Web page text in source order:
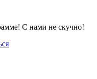
С нами не скучно!